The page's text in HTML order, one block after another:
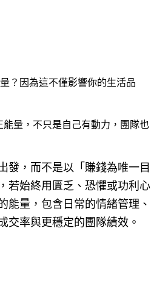
？因為這不僅影響你的生活品
量，不只是自己有動力，團隊也
發，而不是以「賺錢為唯一目
若始終用匱乏、恐懼或功利心
能量，包含日常的情緒管理、
交率與更穩定的團隊績效。